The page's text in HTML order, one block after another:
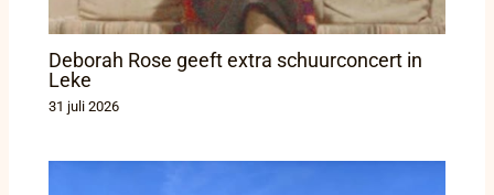
Deborah Rose geeft extra schuurconcert in
Leke
31 juli 2026